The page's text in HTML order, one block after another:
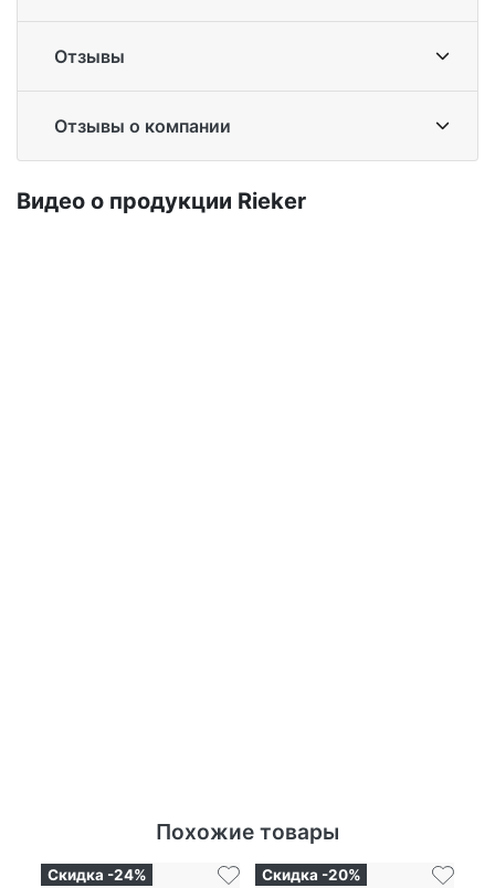
Отзывы
Отзывы о компании
Ви­део о про­дук­ции Ri­eker
Похожие товары
Скидка -24% Скидка -20%